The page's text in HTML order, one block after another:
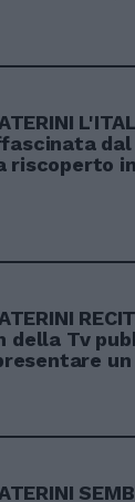
dal
riscoperto
della Tv
un